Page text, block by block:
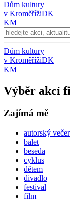
Dům kultury
v KroměřížiDK
KM
Dům kultury
v KroměřížiDK
KM
Výběr akcí
Zajímá mě
autorský večer
balet
beseda
cyklus
dětem
divadlo
festival
film